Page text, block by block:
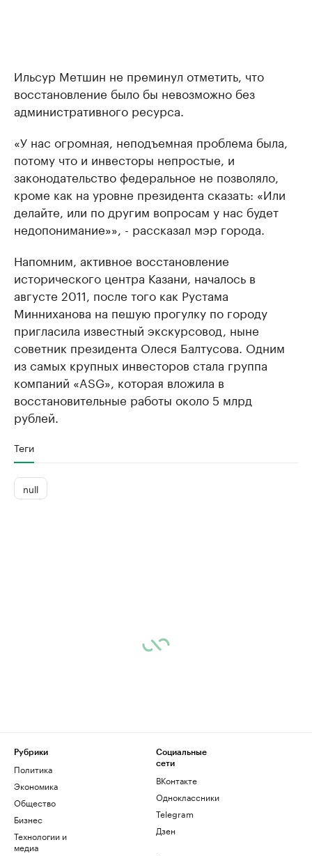
Ильсур Метшин не преминул отметить, что
восстановление было бы невозможно без
административного ресурса.
«У нас огромная, неподъемная проблема была,
потому что и инвесторы непростые, и
законодательство федеральное не позволяло,
кроме как на уровне президента сказать: «Или
делайте, или по другим вопросам у нас будет
недопонимание»», - рассказал мэр города.
Напомним, активное восстановление
исторического центра Казани, началось в
августе 2011, после того как Рустама
Минниханова на пешую прогулку по городу
пригласила известный экскурсовод, ныне
советник президента Олеся Балтусова. Одним
из самых крупных инвесторов стала группа
компаний «ASG», которая вложила в
восстановительные работы около 5 млрд
рублей.
Теги
null
Рубрики
Политика
Экономика
Общество
Бизнес
Технологии и
медиа
Социальные
сети
ВКонтакте
Одноклассники
Telegram
Дзен